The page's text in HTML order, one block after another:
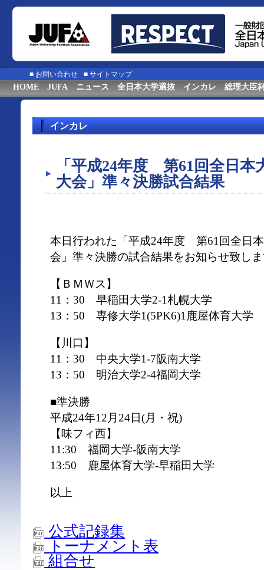
■ お問い合わせ ■ サイトマップ
HOME JUFA ニュース 全日本大学選抜 インカレ 総理大臣
インカレ
「平成24年度 第61回全日本
大会」準々決勝試合結果
本日行われた「平成24年度 第61回全日
会」準々決勝の試合結果をお知らせ致し
【ＢＭＷス】
11：30 早稲田大学2-1札幌大学
13：50 専修大学1(5PK6)1鹿屋体育大学
【川口】
11：30 中央大学1-7阪南大学
13：50 明治大学2-4福岡大学
■準決勝
平成24年12月24日(月・祝)
【味フィ西】
11:30 福岡大学‐阪南大学
13:50 鹿屋体育大学‐早稲田大学
以上
公式記録集
トーナメント表
組合せ